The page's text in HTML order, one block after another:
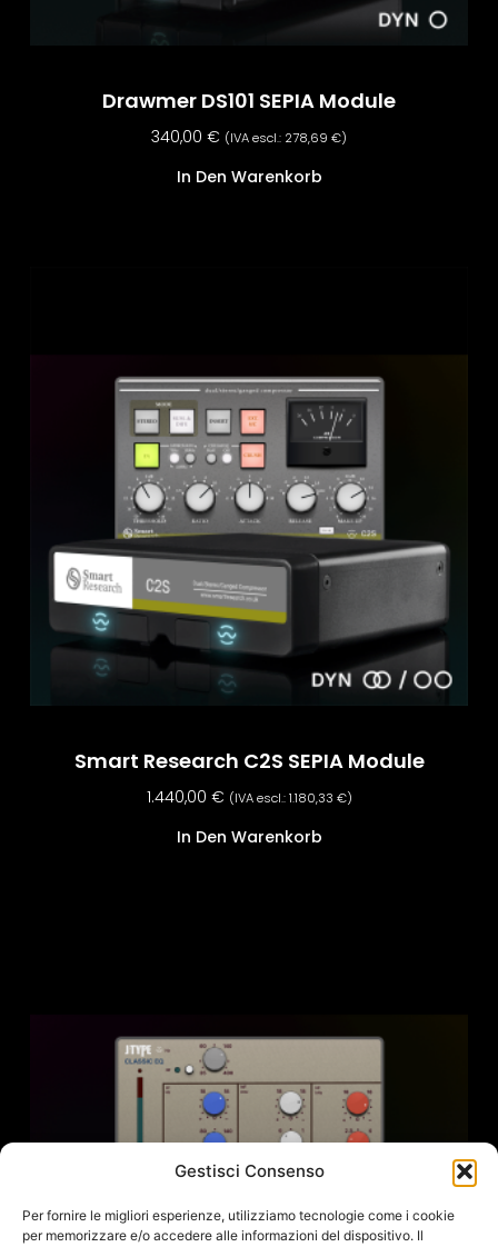
Gestisci Consenso
Per fornire le migliori esperienze, utilizziamo tecnologie come i cookie
per memorizzare e/o accedere alle informazioni del dispositivo. Il
Drawmer DS101 SEPIA Module
340,00 € (IVA escl.: 278,69 €)
In Den Warenkorb
Smart Research C2S SEPIA Module
1.440,00 € (IVA escl.:1.180,33 €)
In Den Warenkorb